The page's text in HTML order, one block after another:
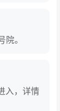
电子门
实名制绑
制绑定护
院。
入，详情